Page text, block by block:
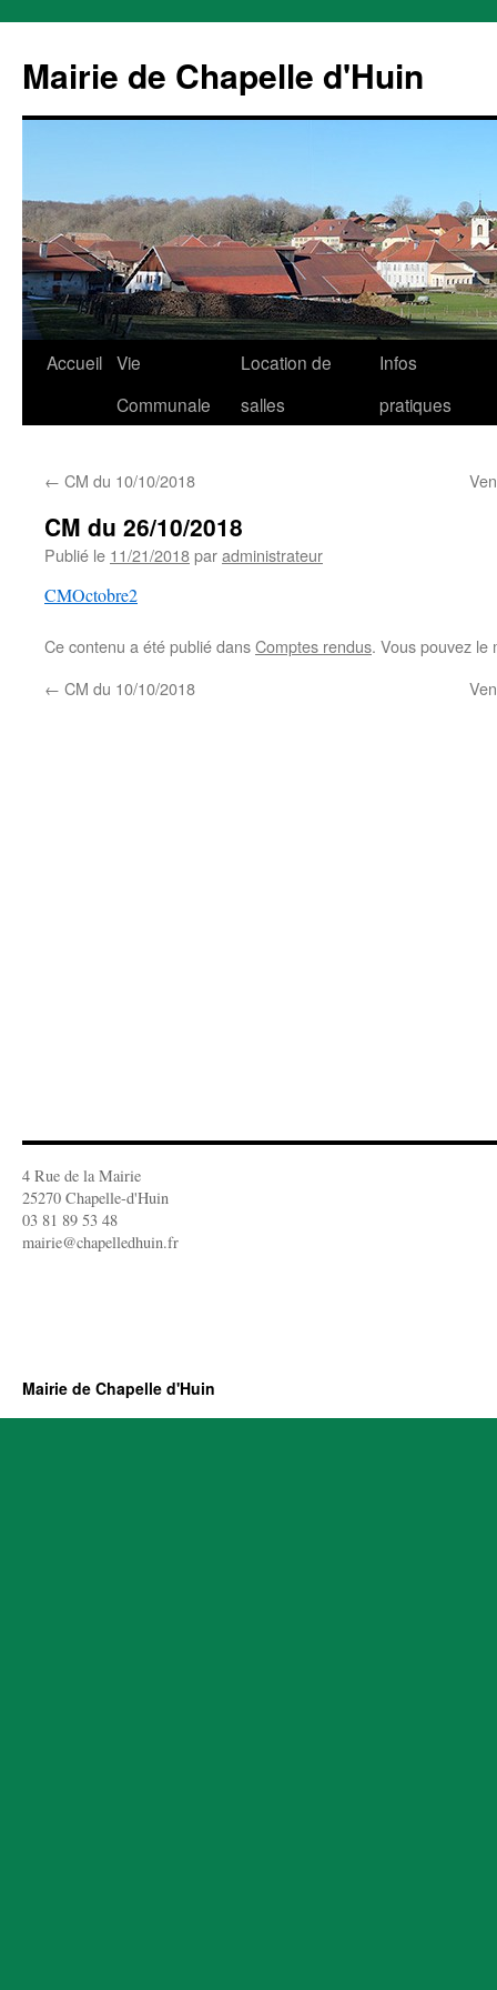
Mairie de Chapelle d'Huin
Aller
Accueil Vie
Communale
Location de
salles
Infos
pratiques
← CM du 10/10/2018
CM du 26/10/2018
Publié le 11/21/2018paradministrateur
CMOctobre2
Ce contenu a été publié dansComptes rendus. Vous pouvez
← CM du 10/10/2018
4 Rue de la Mairie
25270 Chapelle-d'Huin
03 81 89 53 48
mairie@chapelledhuin.fr
Mairie de Chapelle d'Huin